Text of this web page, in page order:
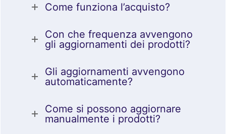
Come funziona l’acquisto?
Con che frequenza avvengono
gli aggiornamenti dei prodotti?
Gli aggiornamenti avvengono
automaticamente?
Come si possono aggiornare
manualmente i prodotti?